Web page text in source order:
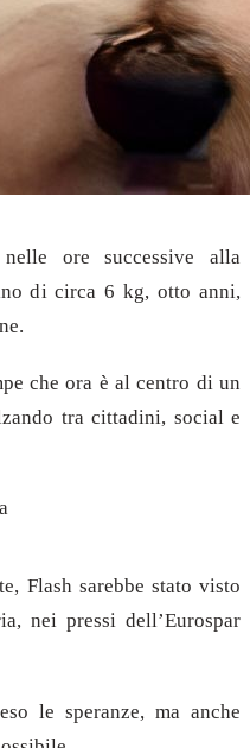
ore successive alla
di circa 6 kg, otto anni,
che ora è al centro di un
tra cittadini, social e
Flash sarebbe stato visto
nei pressi dell’Eurospar
le speranze, ma anche